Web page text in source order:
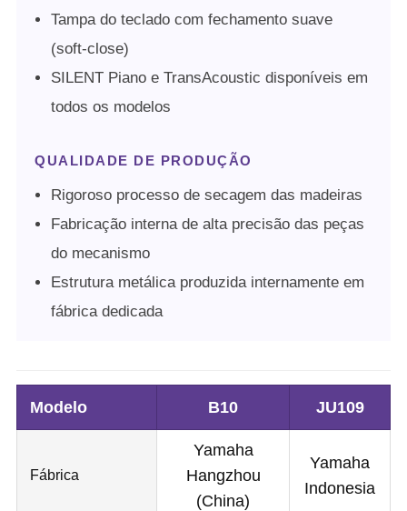
Tampa do teclado com fechamento suave
(soft-close)
SILENT Piano e TransAcoustic disponíveis em
todos os modelos
QUALIDADE DE PRODUÇÃO
Rigoroso processo de secagem das madeiras
Fabricação interna de alta precisão das peças
do mecanismo
Estrutura metálica produzida internamente em
fábrica dedicada
Modelo B10 JU109
Fábrica
Yamaha
Hangzhou
(China)
Yamaha
Indonesia